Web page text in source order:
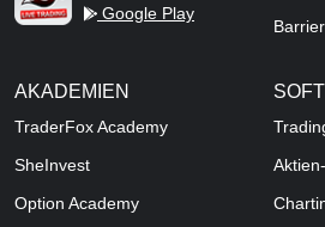
Google Play
AKADEMIEN
TraderFox Academy
SheInvest
Option Academy